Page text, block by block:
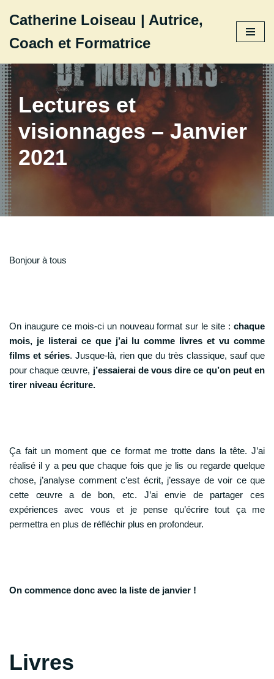
au
contenu
Catherine Loiseau | Autrice,
Coach et Formatrice
Lectures et
visionnages – Janvier
2021
Bonjour à tous
On inaugure ce mois-ci un nouveau format sur le site : chaque
mois, je listerai ce que j’ai lu comme livres et vu comme
films et séries. Jusque-là, rien que du très classique, sauf que
pour chaque œuvre, j’essaierai de vous dire ce qu’on peut en
tirer niveau écriture.
Ça fait un moment que ce format me trotte dans la tête. J’ai
réalisé il y a peu que chaque fois que je lis ou regarde quelque
chose, j’analyse comment c’est écrit, j’essaye de voir ce que
cette œuvre a de bon, etc. J’ai envie de partager ces
expériences avec vous et je pense qu’écrire tout ça me
permettra en plus de réfléchir plus en profondeur.
On commence donc avec la liste de janvier !
Livres